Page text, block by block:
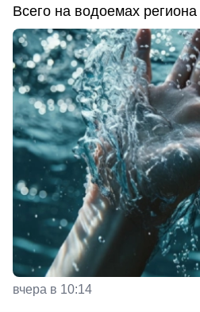
Всего на водоемах
вчера в 10:14